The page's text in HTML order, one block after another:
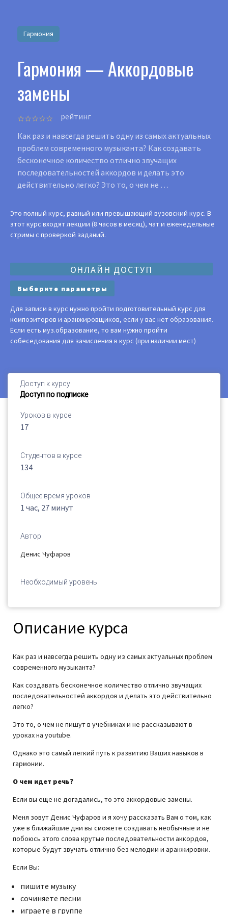
Гармония
Гармония — Аккордовые
замены
рейтинг
Как раз и навсегда решить одну из самых актуальных
проблем современного музыканта? Как создавать
бесконечное количество отлично звучащих
последовательностей аккордов и делать это
действительно легко? Это то, о чем не …
Это полный курс, равный или превышающий вузовский курс. В
этот курс входят лекции (8 часов в месяц), чат и еженедельные
стримы с проверкой заданий.
ОНЛАЙН ДОСТУП
Выберите параметры
Для записи в курс нужно пройти подготовительный курс для
композиторов и аранжировщиков, если у вас нет образования.
Если есть муз.образование, то вам нужно пройти
собеседования для зачисления в курс (при наличии мест)
Доступ к курсу
Доступ по подписке
Уроков в курсе
17
Студентов в курсе
134
Общее время уроков
1 час, 27 минут
Автор
Денис Чуфаров
Необходимый уровень
Описание курса
Как раз и навсегда решить одну из самых актуальных проблем
современного музыканта?
Как создавать бесконечное количество отлично звучащих
последовательностей аккордов и делать это действительно
легко?
Это то, о чем не пишут в учебниках и не рассказывают в
уроках на youtube.
Однако это самый легкий путь к развитию Ваших навыков в
гармонии.
О чем идет речь?
Если вы еще не догадались, то это аккордовые замены.
Меня зовут Денис Чуфаров и я хочу рассказать Вам о том, как
уже в ближайшие дни вы сможете создавать необычные и не
побоюсь этого слова крутые последовательности аккордов,
которые будут звучать отлично без мелодии и аранжировки.
Если Вы:
пишите музыку
сочиняете песни
играете в группе